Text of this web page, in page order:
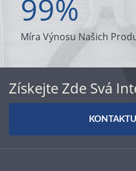
99%
Míra Výnosu Našich
Získejte Zde Svá